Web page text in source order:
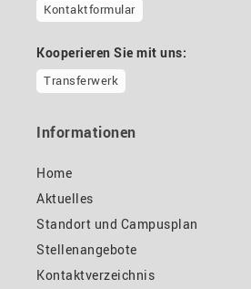
Kontaktformular
Kooperieren Sie mit uns:
Transferwerk
Informationen
Home
Aktuelles
Standort und Campusplan
Stellenangebote
Kontaktverzeichnis